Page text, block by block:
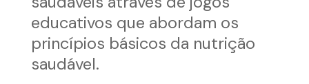
educativos que abordam os
princípios básicos da nutrição
saudável.